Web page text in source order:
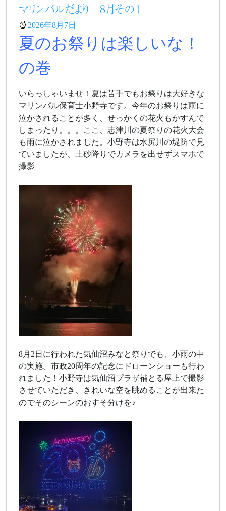
マリンパルだより 8月その１
2026年8月7日
夏のお祭りは楽しいな！
の巻
いらっしゃいませ！夏は苦手でもお祭りは大好きな
マリンパル保育士小野寺です。今年のお祭りは雨に
泣かされることが多く、せっかくの花火もかすんで
しまったり。。。ここ、志津川の夏祭りの花火大会
も雨に泣かされました。小野寺は水尻川の堤防で見
ていましたが、土砂降りでカメラを出せずスマホで
撮影
8月2日に行われた気仙沼みなと祭りでも、小雨の中
の実施。市政20周年の記念にドローンショーも行わ
れました！小野寺は気仙沼プラザ補とる屋上で撮影
させていただき、きれいな空を眺めることが出来た
のでそのシーンのおすそ分けを♪